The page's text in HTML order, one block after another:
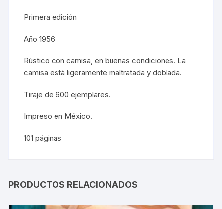
Primera edición
Año 1956
Rústico con camisa, en buenas condiciones. La
camisa está ligeramente maltratada y doblada.
Tiraje de 600 ejemplares.
Impreso en México.
101 páginas
PRODUCTOS RELACIONADOS